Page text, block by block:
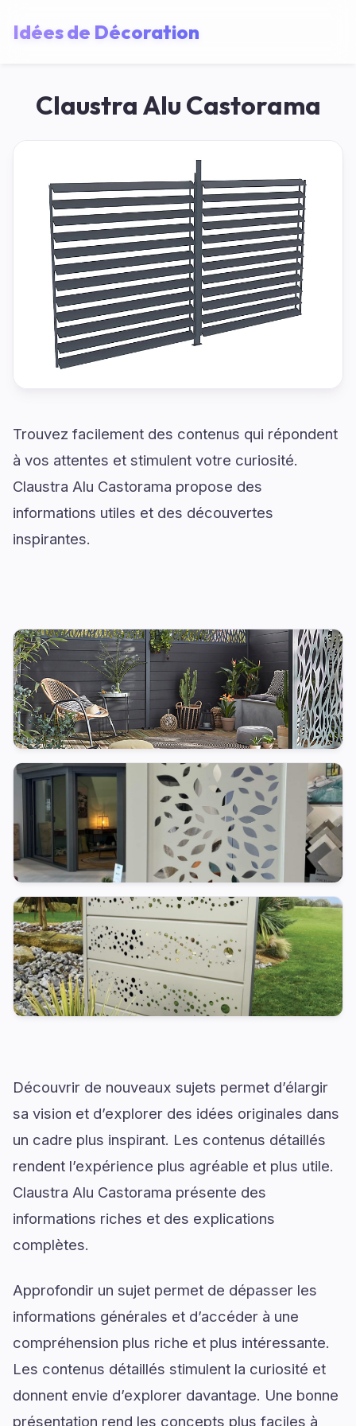
Idées de Décoration
Claustra Alu Castorama
Trouvez facilement des contenus qui répondent
à vos attentes et stimulent votre curiosité.
Claustra Alu Castorama propose des
informations utiles et des découvertes
inspirantes.
Découvrir de nouveaux sujets permet d’élargir
sa vision et d’explorer des idées originales dans
un cadre plus inspirant. Les contenus détaillés
rendent l’expérience plus agréable et plus utile.
Claustra Alu Castorama présente des
informations riches et des explications
complètes.
Approfondir un sujet permet de dépasser les
informations générales et d’accéder à une
compréhension plus riche et plus intéressante.
Les contenus détaillés stimulent la curiosité et
donnent envie d’explorer davantage. Une bonne
présentation rend les concepts plus faciles à